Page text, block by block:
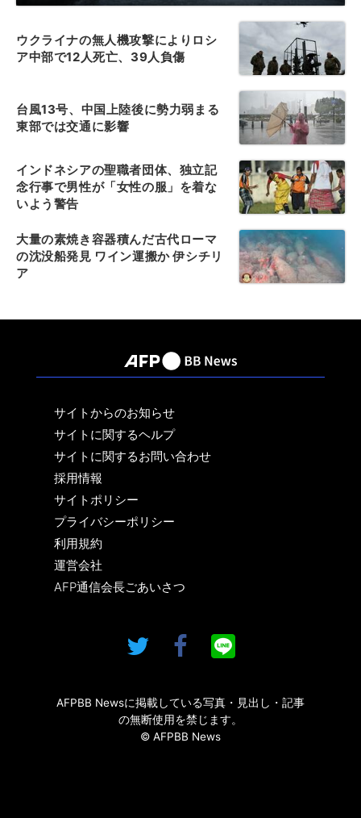
ウクライナの無人機攻撃によりロシ
ア中部で12人死亡、39人負傷
台風13号、中国上陸後に勢力弱まる
東部では交通に影響
インドネシアの聖職者団体、独立記
念行事で男性が「女性の服」を着な
いよう警告
大量の素焼き容器積んだ古代ローマ
の沈没船発見 ワイン運搬か 伊シチリ
ア
サイトからのお知らせ
サイトに関するヘルプ
サイトに関するお問い合わせ
採用情報
サイトポリシー
プライバシーポリシー
利用規約
運営会社
AFP通信会長ごあいさつ
AFPBB Newsに掲載している写真・見出し・記事
の無断使用を禁じます。
© AFPBB News